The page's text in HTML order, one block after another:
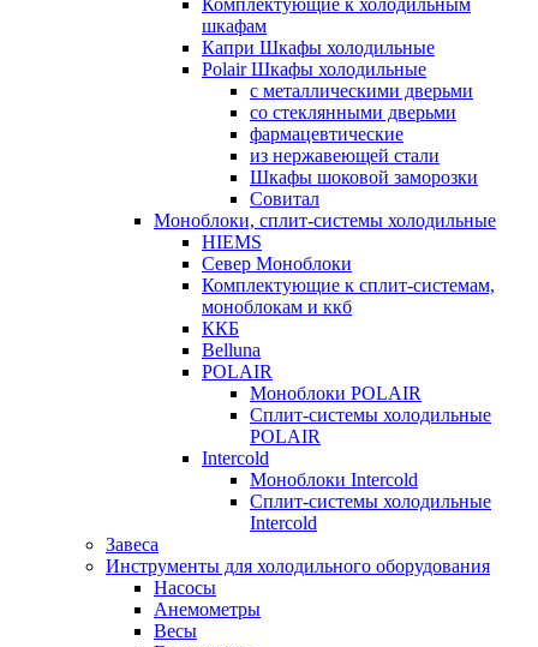
шкафам
Капри Шкафы холодильные
Polair Шкафы холодильные
с металлическими дверьми
со стеклянными дверьми
фармацевтические
из нержавеющей стали
Шкафы шоковой заморозки
Совитал
Моноблоки, сплит-системы холодильные
HIEMS
Север Моноблоки
Комплектующие к сплит-системам,
моноблокам и ккб
ККБ
Belluna
POLAIR
Моноблоки POLAIR
Сплит-системы холодильные
POLAIR
Intercold
Моноблоки Intercold
Сплит-системы холодильные
Intercold
Завеса
Инструменты для холодильного оборудования
Насосы
Анемометры
Весы